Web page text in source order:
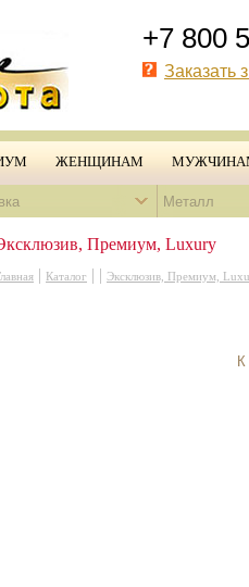
+7 800
Заказать
ЖЕНЩИНАМ
Металл
Премиум, Luxury
| Каталог | | Эксклюзив, Премиум,